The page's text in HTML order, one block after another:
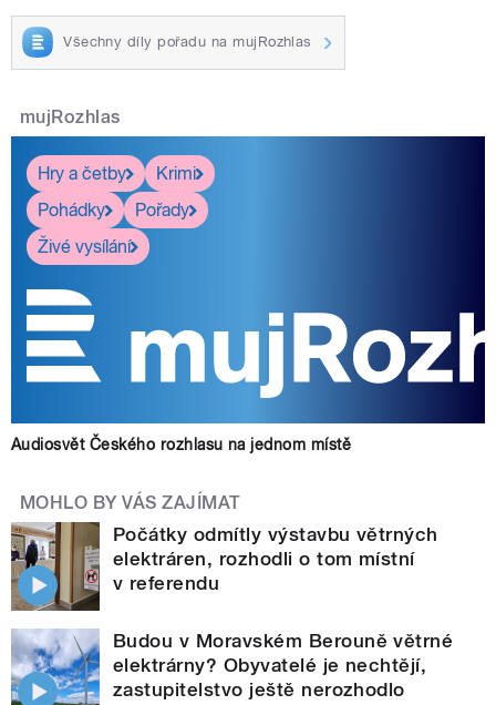
Všechny díly pořadu na mujRozhlas
mujRozhlas
Hry a četby
Krimi
Pohádky
Pořady
Živé vysílání
Audiosvět Českého rozhlasu na jednom místě
MOHLO BY VÁS ZAJÍMAT
Počátky odmítly výstavbu větrných
elektráren, rozhodli o tom místní
v referendu
Budou v Moravském Berouně větrné
elektrárny? Obyvatelé je nechtějí,
zastupitelstvo ještě nerozhodlo